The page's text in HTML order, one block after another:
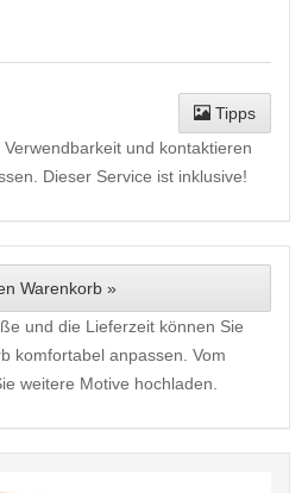
Tipps
und kontaktieren
Dieser Service ist inklusive!
Warenkorb »
und die Lieferzeit können Sie
komfortabel anpassen. Vom
weitere Motive hochladen.